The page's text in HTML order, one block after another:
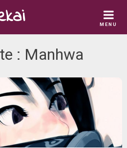
MENU
: Manhwa